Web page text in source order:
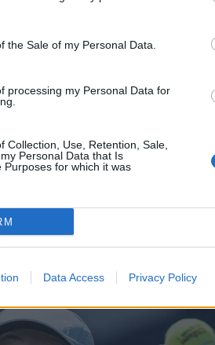
the Sale of my Personal Data.
processing my Personal Data for
Collection, Use, Retention, Sale,
Personal Data that Is
Purposes for which it was
Data Access Privacy Policy